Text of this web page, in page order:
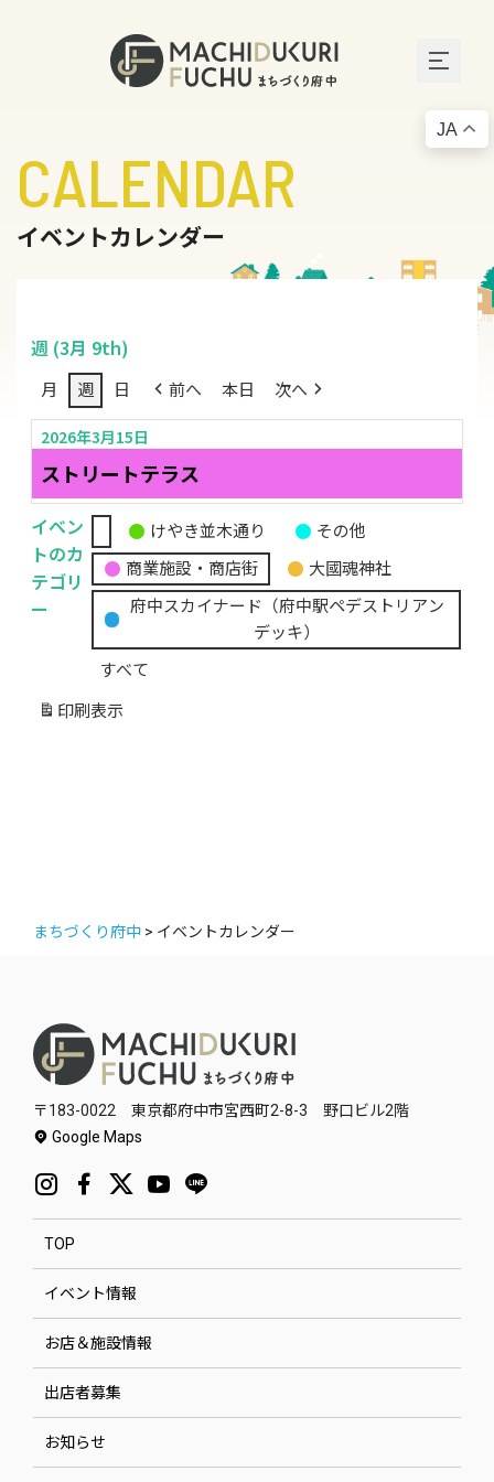
CALENDAR
イベントカレンダー
週 (3月 9th)
月 週 日 前へ 本日 次へ
2026年3月15日
ストリートテラス
イベン
トのカ
テゴリ
ー
無
題
の
カ
テ
ゴ
リ
けやき並木通り
その他
商業施設・商店街
大國魂神社
府中スカイナード（府中駅ペデストリアン
デッキ）
すべて
印刷 表示
まちづくり府中 > イベントカレンダー
〒183-0022 東京都府中市宮西町2-8-3 野口ビル2階
Google Maps
TOP
イベント情報
お店＆施設情報
出店者募集
お知らせ
JA